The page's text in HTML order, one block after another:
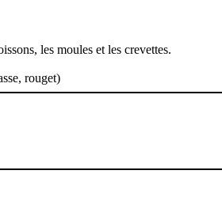
les moules et les crevettes.
rouget)